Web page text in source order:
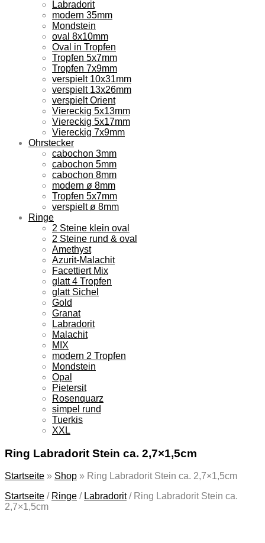
Labradorit
modern 35mm
Mondstein
oval 8x10mm
Oval in Tropfen
Tropfen 5x7mm
Tropfen 7x9mm
verspielt 10x31mm
verspielt 13x26mm
verspielt Orient
Viereckig 5x13mm
Viereckig 5x17mm
Viereckig 7x9mm
Ohrstecker
cabochon 3mm
cabochon 5mm
cabochon 8mm
modern ø 8mm
Tropfen 5x7mm
verspielt ø 8mm
Ringe
2 Steine klein oval
2 Steine rund & oval
Amethyst
Azurit-Malachit
Facettiert Mix
glatt 4 Tropfen
glatt Sichel
Gold
Granat
Labradorit
Malachit
MIX
modern 2 Tropfen
Mondstein
Opal
Pietersit
Rosenquarz
simpel rund
Tuerkis
XXL
Ring Labradorit Stein ca. 2,7×1,5cm
Startseite » Shop » Ring Labradorit Stein ca. 2,7×1,5cm
Startseite / Ringe / Labradorit/ Ring Labradorit Stein ca.
2,7×1,5cm